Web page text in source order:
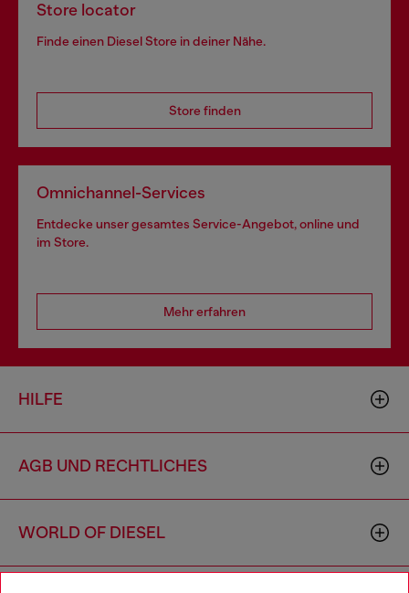
Store locator
Finde einen Diesel Store in deiner Nähe.
Store finden
Omnichannel-Services
Entdecke unser gesamtes Service-Angebot, online und
im Store.
Mehr erfahren
HILFE
AGB UND RECHTLICHES
WORLD OF DIESEL